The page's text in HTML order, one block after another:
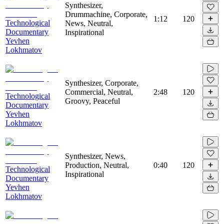
Technological
Documentary
Yevhen
Lokhmatov
Synthesizer,
Drummachine, Corporate,
News, Neutral,
Inspirational
1:12 120
Technological
Documentary
Yevhen
Lokhmatov
Synthesizer, Corporate,
Commercial, Neutral,
Groovy, Peaceful
2:48 120
Technological
Documentary
Yevhen
Lokhmatov
Synthesizer, News,
Production, Neutral,
Inspirational
0:40 120